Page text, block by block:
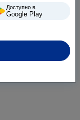
Доступно в
Google Play